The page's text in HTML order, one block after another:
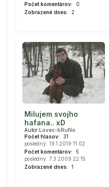
Počet komentárov:
0
Zobrazené dnes:
2
Milujem svojho
hafana.. xD
Autor:Lovec-bRuNo
Počet hlasov:
31
posledný: 19.1.2019 11:02
Počet komentárov:
5
posledný: 7.3.2009 22:15
Zobrazené dnes:
1